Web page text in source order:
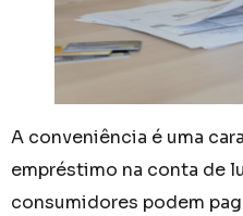
A conveniência é uma
empréstimo na conta de
consumidores podem